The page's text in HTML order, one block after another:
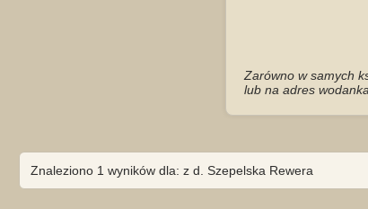
Zarówno w samych
lub na adres
Znaleziono 1 wyników dla: z d. Szepelska Rewera